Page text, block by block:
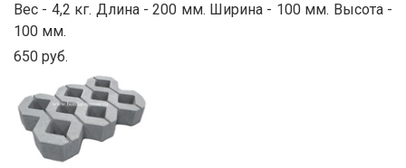
Вес - 4,2 кг. Длина - 200 мм. Ширина - 100 мм. Высота -
100 мм.
650 руб.